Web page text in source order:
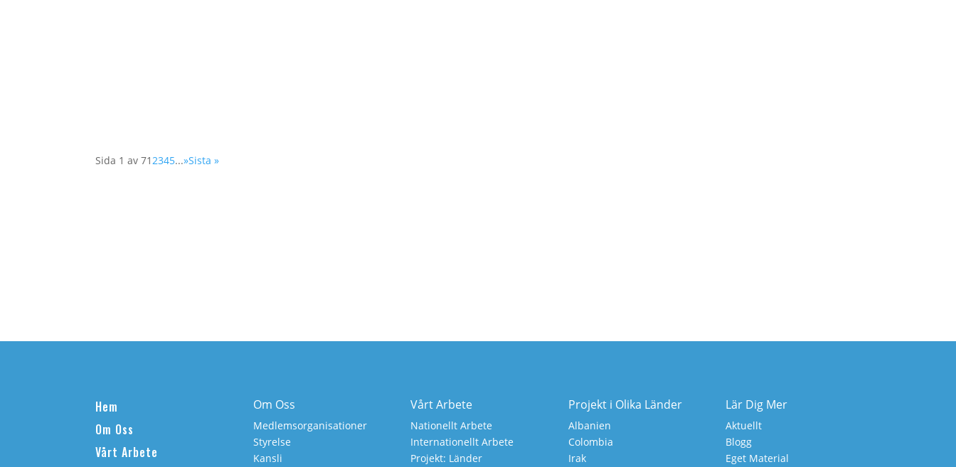
Sida 1 av 712345...»Sista »
Hem
Om Oss
Vårt Arbete
Om Oss
Medlemsorganisationer
Styrelse
Kansli
Vårt Arbete
Nationellt Arbete
Internationellt Arbete
Projekt: Länder
Projekt i Olika Länder
Albanien
Colombia
Irak
Lär Dig Mer
Aktuellt
Blogg
Eget Material